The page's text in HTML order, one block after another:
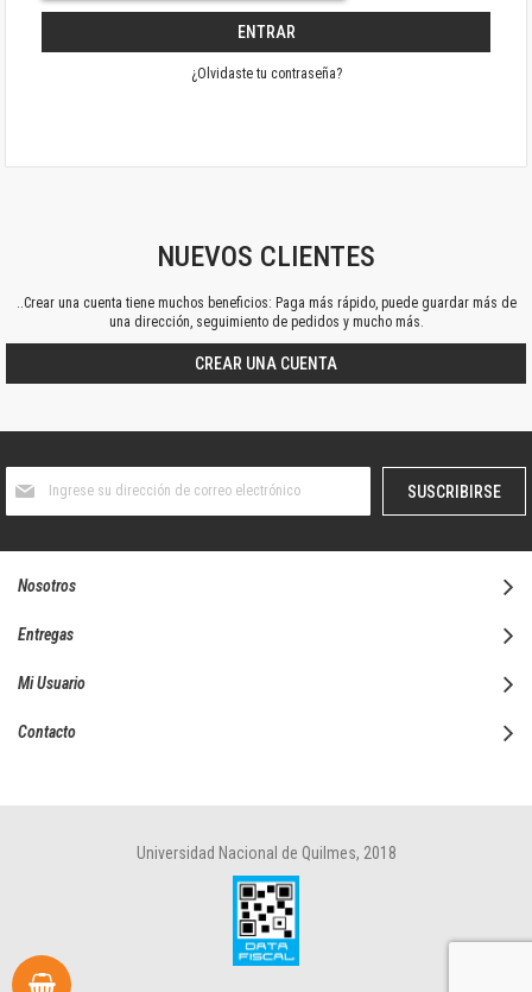
ENTRAR
¿Olvidaste tu contraseña?
NUEVOS CLIENTES
..Crear una cuenta tiene muchos beneficios: Paga más rápido, puede guardar más de
una dirección, seguimiento de pedidos y mucho más.
CREAR UNA CUENTA
boletín
SUSCRIBIRSE
Nosotros
Entregas
Mi Usuario
Contacto
Universidad Nacional de Quilmes, 2018